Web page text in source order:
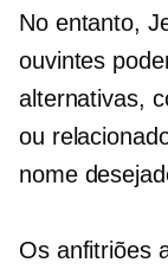
No entanto,
ouvintes
alternativas,
ou
nome
Os anfitriões